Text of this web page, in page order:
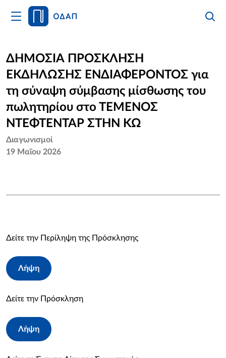
Άνοιγμα
Κυρίως
Αρχική
Οργανισμός
Υπηρεσίες
Νέα
Επικοινωνία
ΔΗΜΟΣΙΑ ΠΡΟΣΚΛΗΣΗ
ΕΚΔΗΛΩΣΗΣ ΕΝΔΙΑΦΕΡΟΝΤΟΣ για
τη σύναψη σύμβασης μίσθωσης του
πωλητηρίου στο ΤΕΜΕΝΟΣ
ΝΤΕΦΤΕΝΤΑΡ ΣΤΗΝ ΚΩ
Διαγωνισμοί
19 Μαΐου 2026
Δείτε την Περίληψη της Πρόσκλησης
Λήψη
Δείτε την Πρόσκληση
Λήψη